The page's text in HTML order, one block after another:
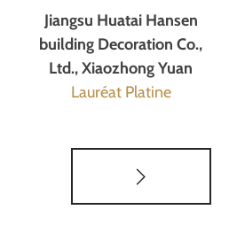
Jiangsu Huatai Hansen
building Decoration Co.,
Ltd., Xiaozhong Yuan
Lauréat Platine